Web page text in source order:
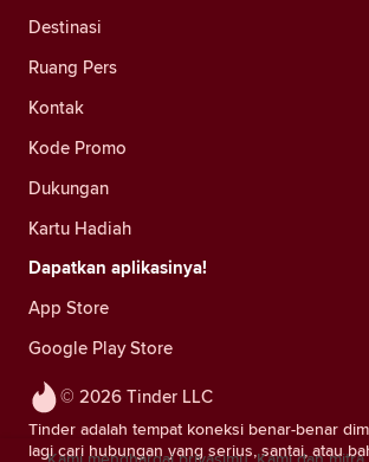
© 2026 Tinder LLC
Tinder adalah tempat koneksi benar-benar
lagi cari hubungan yang serius, santai, atau
Destinasi
Ruang Pers
Kontak
Kode Promo
Dukungan
Kartu Hadiah
Dapatkan aplikasinya!
App Store
Google Play Store